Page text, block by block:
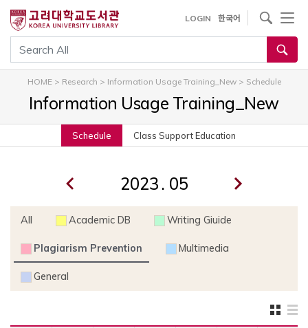
건
기
통합검색
LOGIN 한국어
사이트내 검색
HOME> Research > Information Usage Training_New> Schedule
Information Usage Training_New
Schedule Class Support Education
.
All Academic DB Writing Giuide
Plagiarism Prevention Multimedia
General